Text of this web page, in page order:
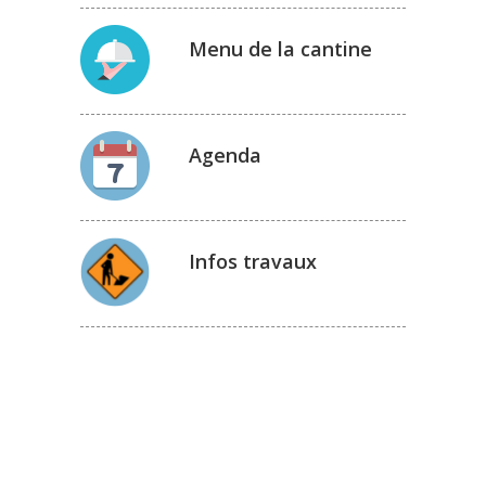
Menu de la cantine
Agenda
Infos travaux